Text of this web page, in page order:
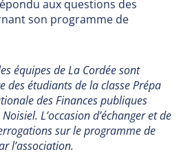
aux questions des
son programme de
équipes de La Cordée sont
des étudiants de la classe Prépa
des Finances publiques
L’occasion d’échanger et de
sur le programme de
l’association.